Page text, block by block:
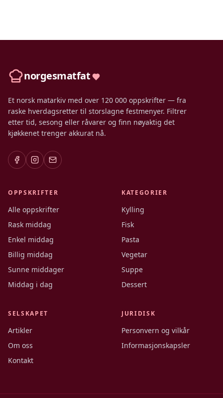
norgesmatfat
Et norsk matarkiv med over 120 000 oppskrifter — fra
raske hverdagsretter til storslagne festmenyer. Filtrer
etter tid, sesong eller råvarer og finn nøyaktig det
kjøkkenet trenger akkurat nå.
OPPSKRIFTER
Alle oppskrifter
Rask middag
Enkel middag
Billig middag
Sunne middager
Middag i dag
KATEGORIER
Kylling
Fisk
Pasta
Vegetar
Suppe
Dessert
SELSKAPET
Artikler
Om oss
Kontakt
JURIDISK
Personvern og vilkår
Informasjonskapsler